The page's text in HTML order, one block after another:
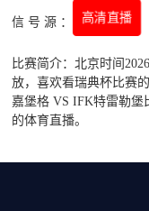
信 号 源 ： 高清直播
比赛简介：北京时间
放，喜欢看瑞典杯比赛
嘉堡格 VS IFK特雷勒堡
的体育直播。